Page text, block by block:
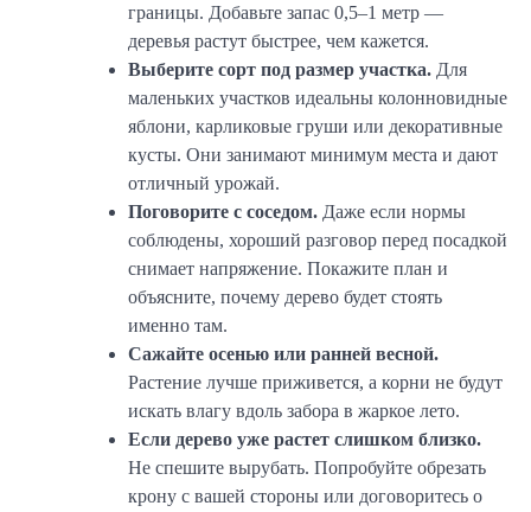
границы. Добавьте запас 0,5–1 метр —
деревья растут быстрее, чем кажется.
Выберите сорт под размер участка. Для
маленьких участков идеальны колонновидные
яблони, карликовые груши или декоративные
кусты. Они занимают минимум места и дают
отличный урожай.
Поговорите с соседом. Даже если нормы
соблюдены, хороший разговор перед посадкой
снимает напряжение. Покажите план и
объясните, почему дерево будет стоять
именно там.
Сажайте осенью или ранней весной.
Растение лучше приживется, а корни не будут
искать влагу вдоль забора в жаркое лето.
Если дерево уже растет слишком близко.
Не спешите вырубать. Попробуйте обрезать
крону с вашей стороны или договоритесь о